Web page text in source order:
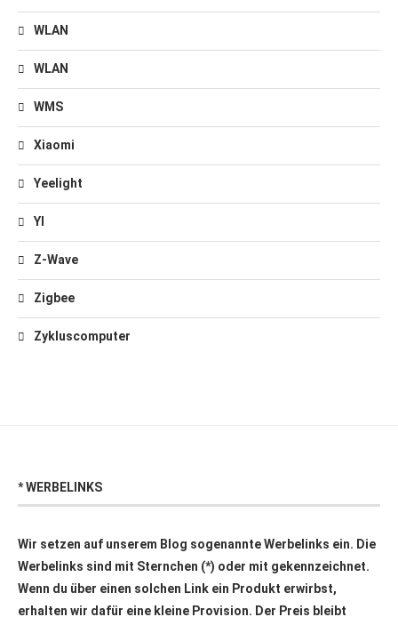
WLAN
WLAN
WMS
Xiaomi
Yeelight
YI
Z-Wave
Zigbee
Zykluscomputer
* WERBELINKS
Wir setzen auf unserem Blog sogenannte Werbelinks ein. Die
Werbelinks sind mit Sternchen (*) oder mit gekennzeichnet.
Wenn du über einen solchen Link ein Produkt erwirbst,
erhalten wir dafür eine kleine Provision. Der Preis bleibt